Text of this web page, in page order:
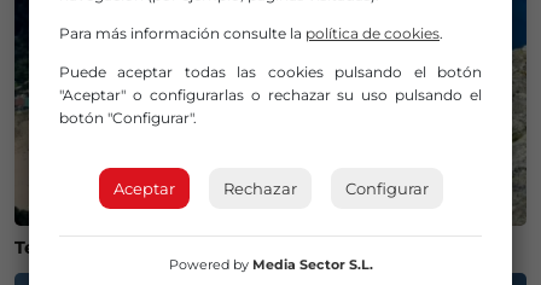
Temperaturas históricas del agua en el Mar Cantábrico
Para más información consulte la política de cookies.
Puede aceptar todas las cookies pulsando el botón
"Aceptar" o configurarlas o rechazar su uso pulsando el
botón "Configurar".
Aceptar Rechazar Configurar
Powered by Media Sector S.L.